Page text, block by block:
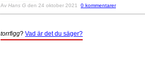
Av Hans G den 24 oktober 2021 0 kommentarer
torrfigg? Vad är det du säger?